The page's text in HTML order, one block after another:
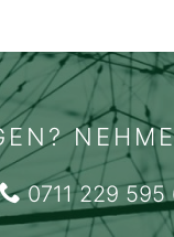
0711 229 595